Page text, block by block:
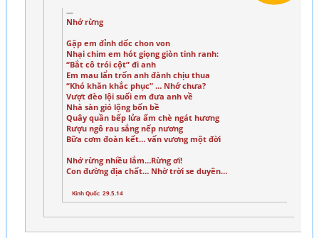
Nhớ rừng
Gặp em đỉnh dốc chon von
Nhại chim em hót giọng giòn tinh ranh:
“Bắt cô trói cột” đi anh
Em mau lẩn trốn anh đành chịu thua
“Khó khăn khắc phục” … Nhớ chưa?
Vượt đèo lội suối em đưa anh về
Nhà sàn gió lộng bốn bề
Quây quần bếp lửa ấm chè ngát hương
Rượu ngô rau sắng nếp nương
Bữa cơm đoàn kết… vấn vương một đời
Nhớ rừng nhiều lắm…Rừng ơi!
Con đường địa chất… Nhờ trời se duyên…
Kinh Quốc 29.5.14